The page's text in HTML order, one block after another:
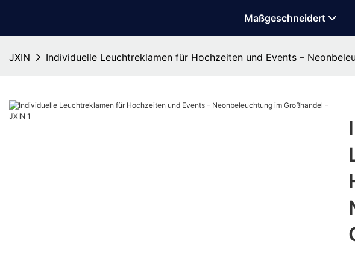
Maßgeschneidert
JXIN Individuelle Leuchtreklamen für Hochzeiten und Events –